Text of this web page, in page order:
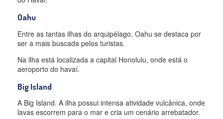
Oahu
Entre as tantas ilhas do arquipélago, Oahu se destaca por
ser a mais buscada pelos turistas.
Na ilha está localizada a capital Honolulu, onde está o
aeroporto do havaí.
Big Island
A Big Island. A ilha possui intensa atividade vulcânica, onde
lavas escorrem para o mar e cria um cenário arrebatador.